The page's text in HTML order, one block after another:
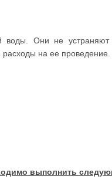
воды. Они не устраняют
на ее проведение.
выполнить